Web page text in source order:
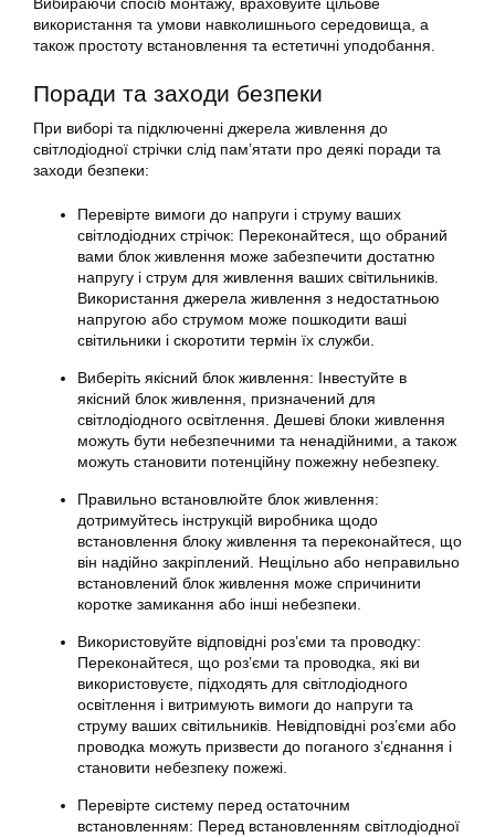
Вибираючи спосіб монтажу, враховуйте цільове
використання та умови навколишнього середовища, а
також простоту встановлення та естетичні уподобання.
Поради та заходи безпеки
При виборі та підключенні джерела живлення до
світлодіодної стрічки слід пам’ятати про деякі поради та
заходи безпеки:
Перевірте вимоги до напруги і струму ваших
світлодіодних стрічок: Переконайтеся, що обраний
вами блок живлення може забезпечити достатню
напругу і струм для живлення ваших світильників.
Використання джерела живлення з недостатньою
напругою або струмом може пошкодити ваші
світильники і скоротити термін їх служби.
Виберіть якісний блок живлення: Інвестуйте в
якісний блок живлення, призначений для
світлодіодного освітлення. Дешеві блоки живлення
можуть бути небезпечними та ненадійними, а також
можуть становити потенційну пожежну небезпеку.
Правильно встановлюйте блок живлення:
дотримуйтесь інструкцій виробника щодо
встановлення блоку живлення та переконайтеся, що
він надійно закріплений. Нещільно або неправильно
встановлений блок живлення може спричинити
коротке замикання або інші небезпеки.
Використовуйте відповідні роз’єми та проводку:
Переконайтеся, що роз’єми та проводка, які ви
використовуєте, підходять для світлодіодного
освітлення і витримують вимоги до напруги та
струму ваших світильників. Невідповідні роз’єми або
проводка можуть призвести до поганого з’єднання і
становити небезпеку пожежі.
Перевірте систему перед остаточним
встановленням: Перед встановленням світлодіодної